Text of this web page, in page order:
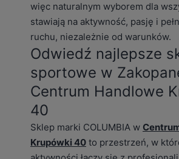
więc naturalnym wyborem dla
stawiają na aktywność, pasję i
ruchu, niezależnie od warunków.
Odwiedź najlepsze
sportowe w
Centrum Handlowe
40
Sklep marki COLUMBIA w
Krupówki 40 to przestrzeń, w